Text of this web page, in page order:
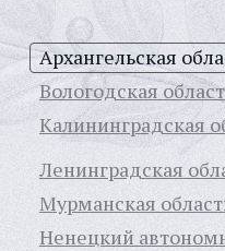
Архангельская
Вологодская
Калининградская
Ленинградская
Мурманская
Ненецкий